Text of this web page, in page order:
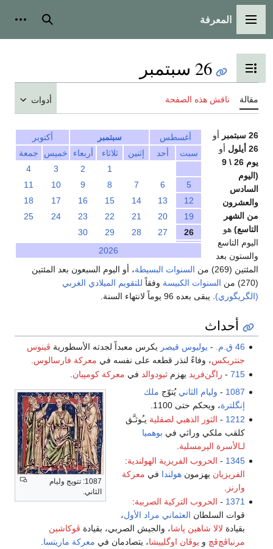
القائمة الرئيسية
المعرفة بحث
تبديل عرض جدول المحتويات
26 سبتمبر
مقالة ناقش هذه الصفحة أدوات
أغسطس سبتمبر
أكتوبر
سبت
أحد إثنين ثلاثاء أربعاء خميس
جمعة
1
2
3
4
5
6
7
8
9
10
11
12
13
14
15
16
17
18
19
20
21
22
23
24
25
26
27
28
29
30
2026
26 سبتمبر
أو
26 أيلول
أو
يوم 26 \ 9
(اليوم
السادس
والعشرون
من الشهر
التاسع) هو
اليوم التاسع
والستون بعد
المئتين (269) من
السنوات البسيطة، أو اليوم السبعون بعد المئتين
(270) من
السنوات الكبيسة وفقاً للتقويم الميلادي الغربي
(الگريگوري) . يبقى بعده 96 يوماً لانتهاء السنة.
أحداث
46 ق.م. - يوليوس قيصر يكرس معبداً لجدته الأسطورية ڤينوس
جنتريكس، وفاءً لنذر قطعه على نفسه في معركة فارسالوس
715
- راگن‌فريد يهزمثيودوالد في معركة كومپيان
1087: تتويج وليام
الثاني.
1087
- وليام الثاني يُتوّج ملك
إنگلترة، ويحكم حتى 1100.
1212
- الثور الذهبي لصقلية يـُوثـَّق
كلقب ملكي وراثي في بوهميا
لـالأسرة الپرمسلية.
1345
- الحروب الفريزية الهولندية:
الفريزيان يهزمونهولندا في معركة
وارنز
1371
- الحروب التركية الصربية:
قوات السلطان العثماني مراد الأول،
بقيادة لالا شاهين پاشا، والجيش الصربي، بقيادة ڤوكاشين
مرنياڤچ‌ڤچ و يوڤان اوگلييشا، يتصادمان في معركة ماريتسا